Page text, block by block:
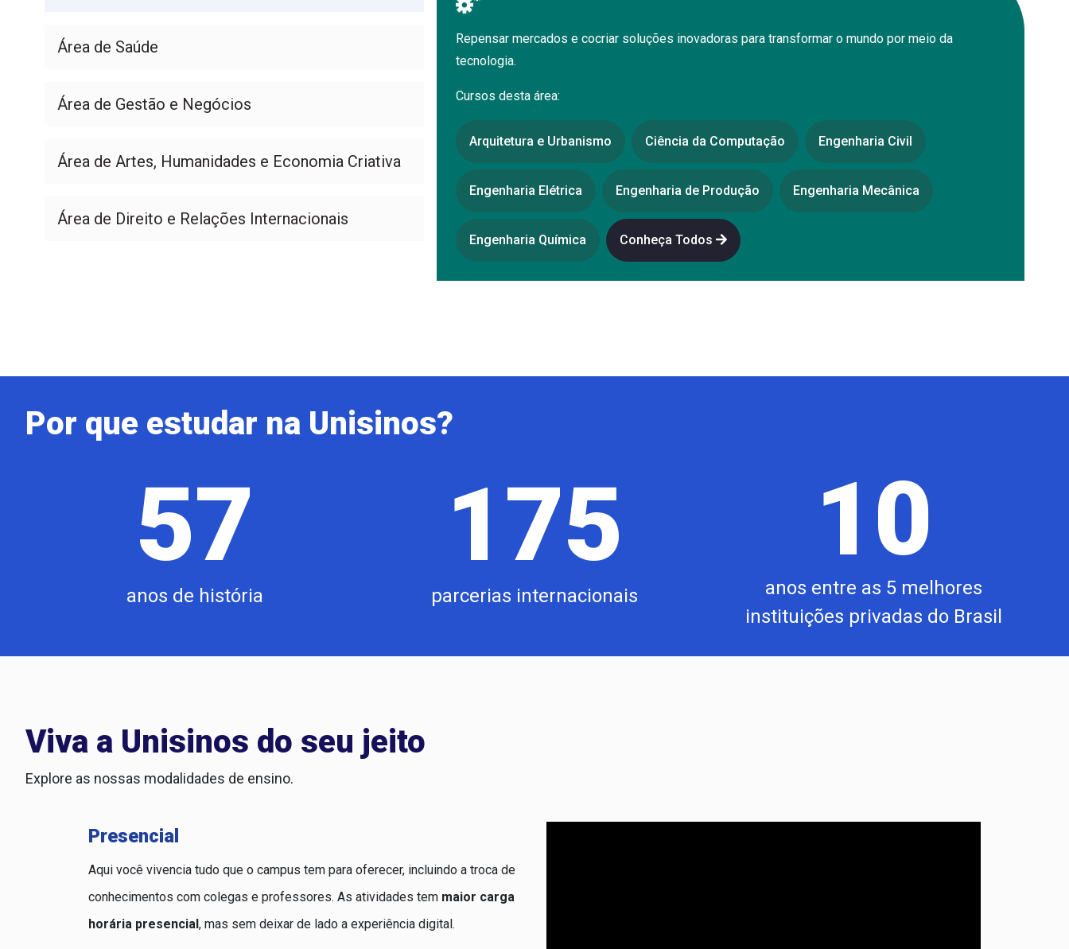
Área de Saúde
Área de Gestão e Negócios
Área de Artes, Humanidades e Economia Criativa
Área de Direito e Relações Internacionais
Repensar mercados e cocriar soluções inovadoras para transformar o mundo por meio da
tecnologia.
Cursos desta área:
Arquitetura e Urbanismo Ciência da Computação Engenharia Civil
Engenharia Elétrica Engenharia de Produção Engenharia Mecânica
Engenharia Química Conheça Todos
Por que estudar na Unisinos?
57
anos de história
175
parcerias internacionais
10
anos entre as 5 melhores
instituições privadas do Brasil
Viva a Unisinos do seu jeito
Explore as nossas modalidades de ensino.
Presencial
Aqui você vivencia tudo que o campus tem para oferecer, incluindo a troca de
conhecimentos com colegas e professores. As atividades tem maior carga
horária presencial, mas sem deixar de lado a experiência digital.